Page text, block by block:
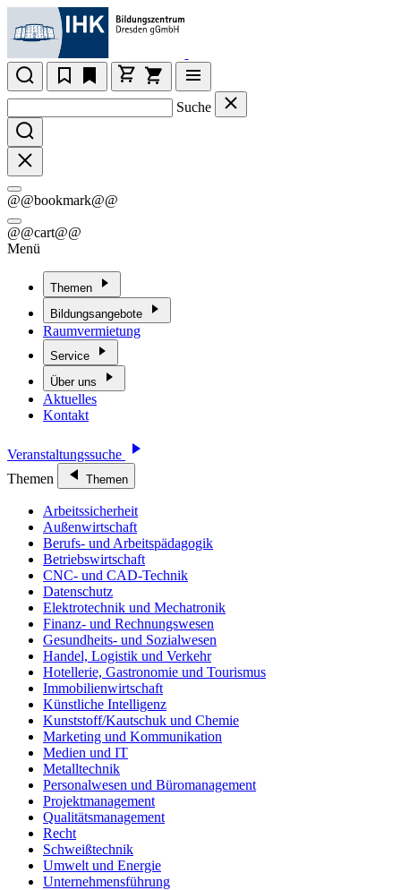
Suche
@@bookmark@@
@@cart@@
Menü
Themen
Bildungsangebote
Raumvermietung
Service
Über uns
Aktuelles
Kontakt
Veranstaltungssuche
Themen
Themen
Arbeitssicherheit
Außenwirtschaft
Berufs- und Arbeitspädagogik
Betriebswirtschaft
CNC- und CAD-Technik
Datenschutz
Elektrotechnik und Mechatronik
Finanz- und Rechnungswesen
Gesundheits- und Sozialwesen
Handel, Logistik und Verkehr
Hotellerie, Gastronomie und Tourismus
Immobilienwirtschaft
Künstliche Intelligenz
Kunststoff/Kautschuk und Chemie
Marketing und Kommunikation
Medien und IT
Metalltechnik
Personalwesen und Büromanagement
Projektmanagement
Qualitätsmanagement
Recht
Schweißtechnik
Umwelt und Energie
Unternehmensführung